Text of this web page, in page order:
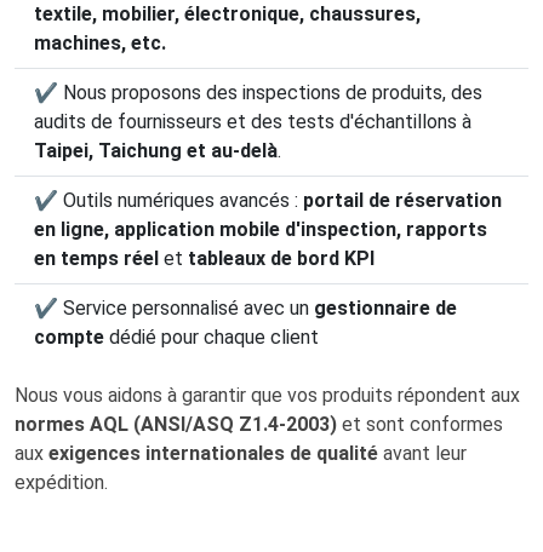
textile, mobilier, électronique, chaussures,
machines, etc.
✔ Nous proposons des inspections de produits, des
audits de fournisseurs et des tests d'échantillons à
Taipei, Taichung et au-delà.
✔ Outils numériques avancés : portail de réservation
en ligne, application mobile d'inspection, rapports
en temps réel et tableaux de bord KPI
✔ Service personnalisé avec un gestionnaire de
compte dédié pour chaque client
Nous vous aidons à garantir que vos produits répondent aux
normes AQL (ANSI/ASQ Z1.4-2003) et sont conformes
aux exigences internationales de qualité avant leur
expédition.